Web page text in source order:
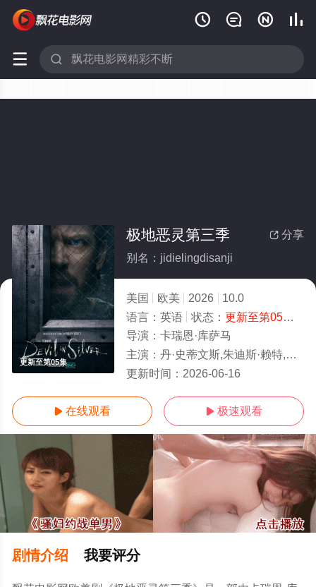
   
 
更新至第05集
 分享
极地恶灵第三季
别名：jidielingdisanji
美国 欧美 2026
10.0
语言： 英语 状态： 更新至第05集
导演： 卡瑞恩·库萨马
主演： 丹·史蒂文斯,朱迪斯·赖特,希·庞德,阿西夫·曼德维,迈克尔·阿伦诺夫,b,菲利普·埃廷格,胡安尼·费利兹,Hamp
更新时间： 2026-06-16
 在线观看  极速观看
剧情介绍 我要评分